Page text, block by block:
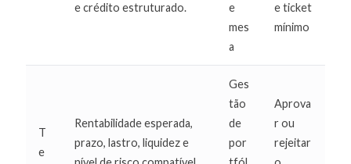
e crédito estruturado.
e
mes
a
e ticket
mínimo
T
e
Rentabilidade esperada,
prazo, lastro, liquidez e
Ges
tão
de
por
Aprova
r ou
rejeitar